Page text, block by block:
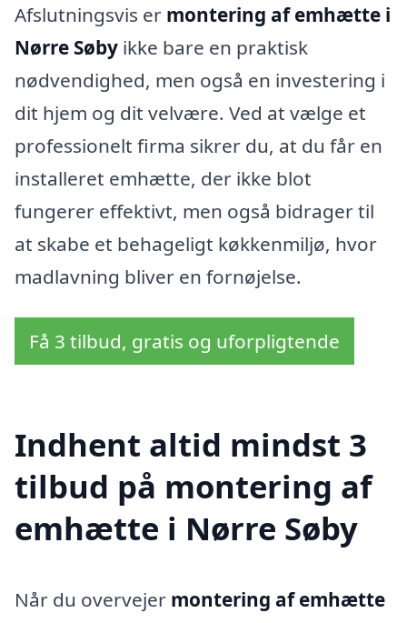
Afslutningsvis er montering af emhætte i
Nørre Søby ikke bare en praktisk
nødvendighed, men også en investering i
dit hjem og dit velvære. Ved at vælge et
professionelt firma sikrer du, at du får en
installeret emhætte, der ikke blot
fungerer effektivt, men også bidrager til
at skabe et behageligt køkkenmiljø, hvor
madlavning bliver en fornøjelse.
Få 3 tilbud, gratis og uforpligtende
Indhent altid mindst 3
tilbud på montering af
emhætte i Nørre Søby
Når du overvejer montering af emhætte